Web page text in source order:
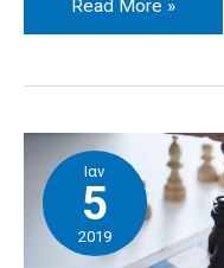
Read More »
Ιαν
5
2019
Η
διαφορά
μεταξύ
απόδοσης